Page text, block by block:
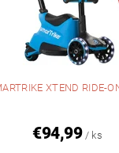
XTEND RIDE-
€94,99 / ks